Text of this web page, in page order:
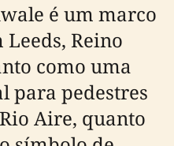
é um marco
Reino
como uma
para pedestres
Aire, quanto